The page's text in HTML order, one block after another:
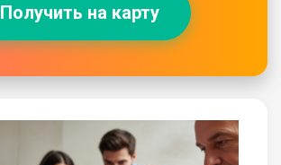
Получить на карту